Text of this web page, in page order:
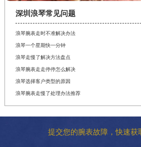
深圳浪琴常见问题
浪琴腕表走时不准解决办法
浪琴一个星期快一分钟
浪琴走慢了解决方法盘点
浪琴腕表走走停停怎么解决
浪琴选择客户类型的原因
浪琴腕表走慢了处理办法推荐
提交您的腕表故障，快速获